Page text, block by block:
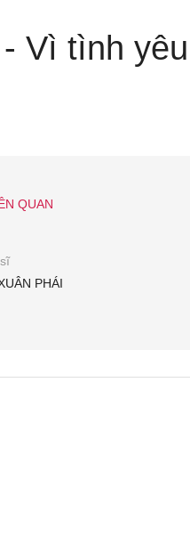
Vì tình
QUAN
PHÁI